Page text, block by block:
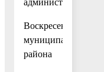
Воскресенского
муниципального